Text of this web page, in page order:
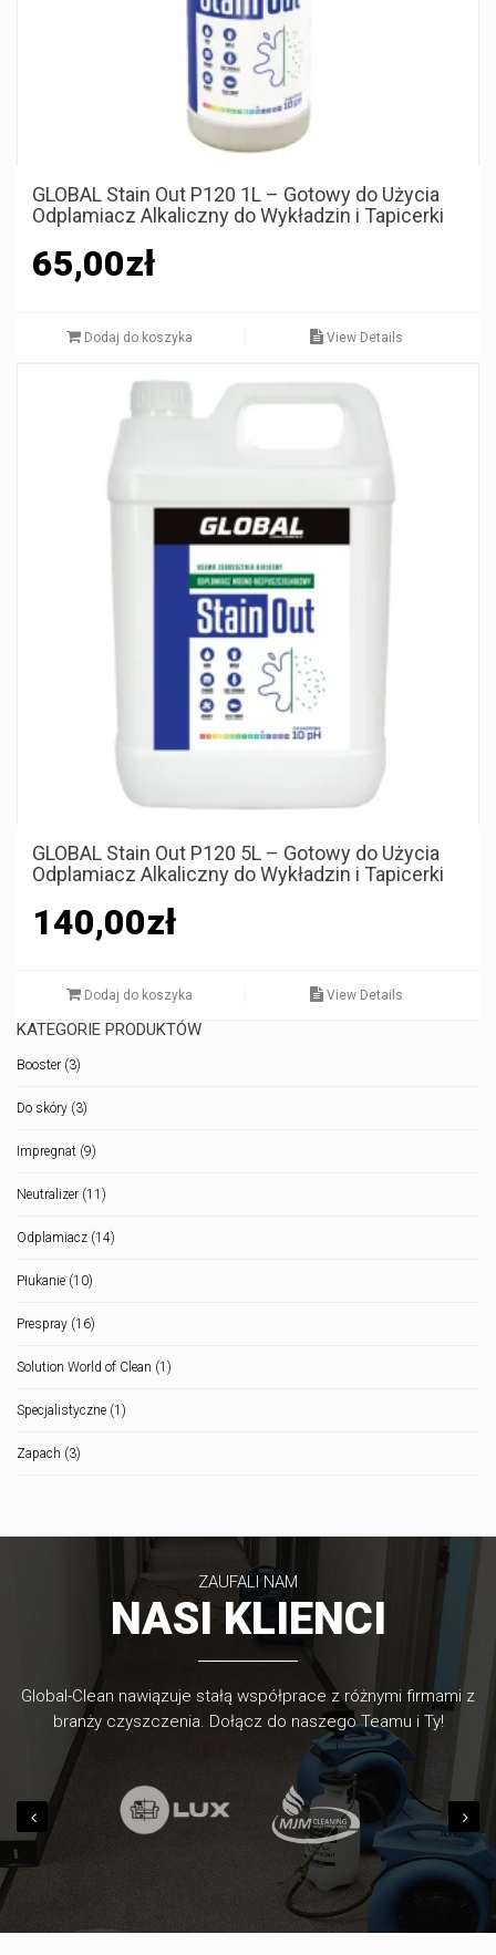
GLOBAL Stain Out P120 1L – Gotowy do Użycia
Odplamiacz Alkaliczny do Wykładzin i Tapicerki
65,00zł
Dodaj do koszyka View Details
GLOBAL Stain Out P120 5L – Gotowy do Użycia
Odplamiacz Alkaliczny do Wykładzin i Tapicerki
140,00zł
Dodaj do koszyka View Details
KATEGORIE PRODUKTÓW
Booster (3)
Do skóry (3)
Impregnat (9)
Neutralizer (11)
Odplamiacz (14)
Płukanie (10)
Prespray (16)
Solution World of Clean (1)
Specjalistyczne (1)
Zapach (3)
ZAUFALI NAM
NASI KLIENCI
Global-Clean nawiązuje stałą współprace z różnymi firmami z
branży czyszczenia. Dołącz do naszego Teamu i Ty!